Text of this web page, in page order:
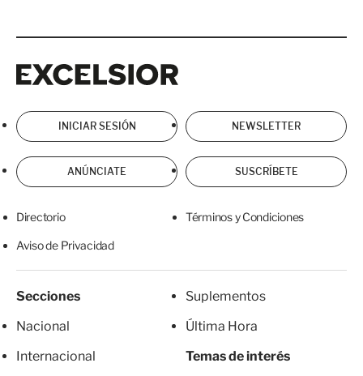
INICIAR SESIÓN NEWSLETTER
ANÚNCIATE SUSCRÍBETE
Directorio Términos y Condiciones
Aviso de Privacidad
Secciones
Nacional
Internacional
Suplementos
Última Hora
Temas de interés